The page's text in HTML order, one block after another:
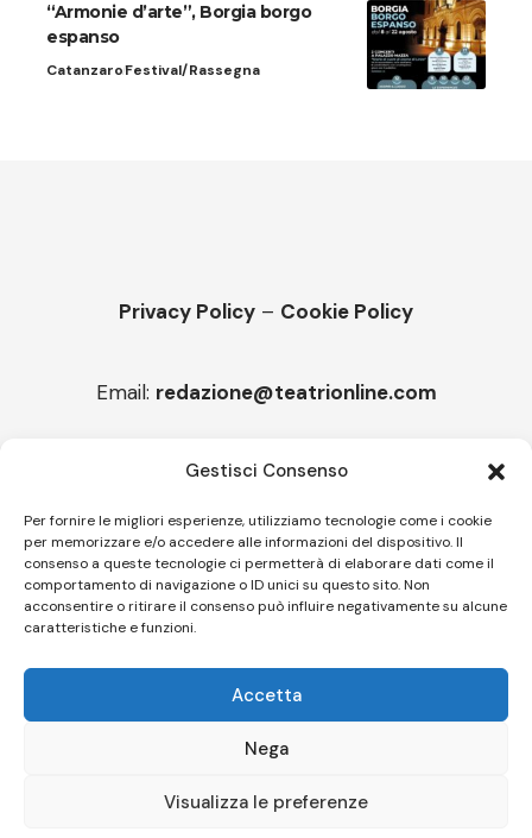
Gestisci Consenso
Per fornire le migliori esperienze, utilizziamo tecnologie come i cookie
per memorizzare e/o accedere alle informazioni del dispositivo. Il
consenso a queste tecnologie ci permetterà di elaborare dati come il
comportamento di navigazione o ID unici su questo sito. Non
acconsentire o ritirare il consenso può influire negativamente su alcune
caratteristiche e funzioni.
Accetta
Nega
Visualizza le preferenze
“Armonie d’arte”, Borgia borgo
espanso
CatanzaroFestival/Rassegna
Privacy Policy – Cookie Policy
Email: redazione@teatrionline.com
“Armonie d’arte”, arriva la Carmen
Firenze - SEO BY SIMONE ROMPIETTI SR WEB
Le tue preferenze relative alla privacy